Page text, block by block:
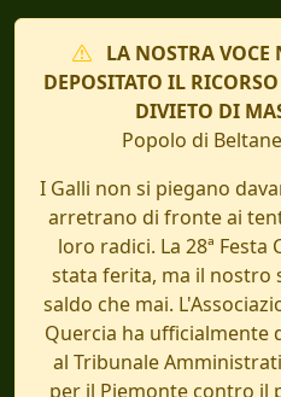
LA NOSTRA VOCE
DEPOSITATO IL
DIVIETO DI
Popolo di
I Galli non si piegano
arretrano di fronte ai
loro radici. La 28ª Festa
stata ferita, ma il nostro
saldo che mai.
Quercia ha ufficialmente
al Tribunale
per il Piemonte contro il